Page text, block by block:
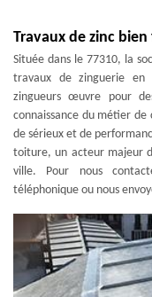
Travaux de zinc
Située dans le 77310, la
travaux de zinguerie
zingueurs œuvre pour
connaissance du métier
de sérieux et de
toiture, un acteur majeur
ville. Pour nous
téléphonique ou nous